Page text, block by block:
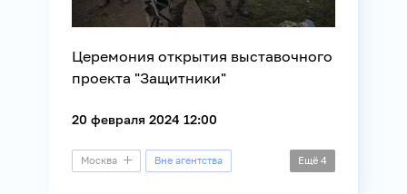
Церемония открытия выставочного
проекта "Защитники"
20 февраля 2024 12:00
Москва Вне агентства Ещё 4